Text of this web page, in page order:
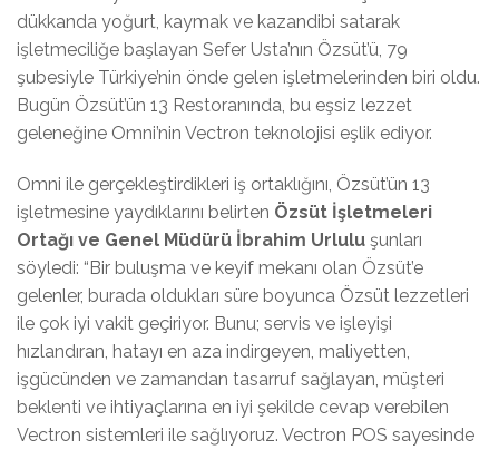
dükkanda yoğurt, kaymak ve kazandibi satarak
işletmeciliğe başlayan Sefer Usta’nın Özsüt’ü, 79
şubesiyle Türkiye’nin önde gelen işletmelerinden biri oldu.
Bugün Özsüt’ün 13 Restoranında, bu eşsiz lezzet
geleneğine Omni’nin Vectron teknolojisi eşlik ediyor.
Omni ile gerçekleştirdikleri iş ortaklığını, Özsüt’ün 13
işletmesine yaydıklarını belirten Özsüt İşletmeleri
Ortağı ve Genel Müdürü İbrahim Urlulu şunları
söyledi: “Bir buluşma ve keyif mekanı olan Özsüt’e
gelenler, burada oldukları süre boyunca Özsüt lezzetleri
ile çok iyi vakit geçiriyor. Bunu; servis ve işleyişi
hızlandıran, hatayı en aza indirgeyen, maliyetten,
işgücünden ve zamandan tasarruf sağlayan, müşteri
beklenti ve ihtiyaçlarına en iyi şekilde cevap verebilen
Vectron sistemleri ile sağlıyoruz. Vectron POS sayesinde